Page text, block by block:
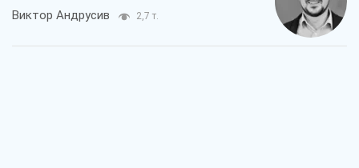
Виктор Андрусив 2,7 т.